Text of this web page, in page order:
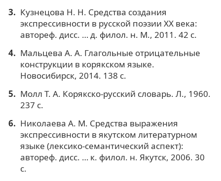
Кузнецова Н. Н. Средства создания
экспрессивности в русской поэзии XX века:
автореф. дисс. … д. филол. н. М., 2011. 42 с.
Мальцева А. А. Глагольные отрицательные
конструкции в корякском языке.
Новосибирск, 2014. 138 с.
Молл Т. А. Корякско-русский словарь. Л., 1960.
237 с.
Николаева А. М. Средства выражения
экспрессивности в якутском литературном
языке (лексико-семантический аспект):
автореф. дисс. … к. филол. н. Якутск, 2006. 30
с.